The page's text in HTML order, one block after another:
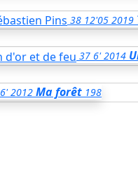
38 12'05 2019
37 6' 2014
6' 2012 Ma forêt 198